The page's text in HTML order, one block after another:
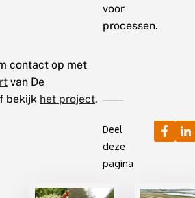
voor
processen.
contact op met
van De
bekijk het project.
Deel
deze
pagina